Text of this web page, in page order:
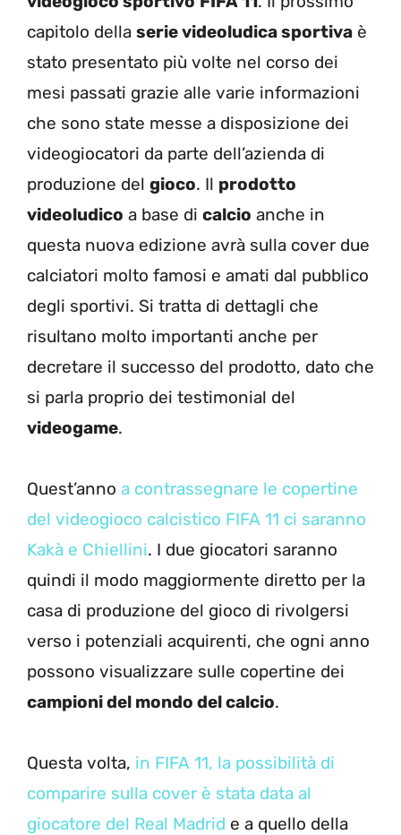
capitolo della serie videoludica sportiva è
stato presentato più volte nel corso dei
mesi passati grazie alle varie informazioni
che sono state messe a disposizione dei
videogiocatori da parte dell’azienda di
produzione del gioco. Il prodotto
videoludico a base di calcio anche in
questa nuova edizione avrà sulla cover due
calciatori molto famosi e amati dal pubblico
degli sportivi. Si tratta di dettagli che
risultano molto importanti anche per
decretare il successo del prodotto, dato che
si parla proprio dei testimonial del
videogame.
Quest’anno a contrassegnare le copertine
del videogioco calcistico FIFA 11 ci saranno
Kakà e Chiellini. I due giocatori saranno
quindi il modo maggiormente diretto per la
casa di produzione del gioco di rivolgersi
verso i potenziali acquirenti, che ogni anno
possono visualizzare sulle copertine dei
campioni del mondo del calcio.
Questa volta, in FIFA 11, la possibilità di
comparire sulla cover è stata data al
giocatore del Real Madrid e a quello della